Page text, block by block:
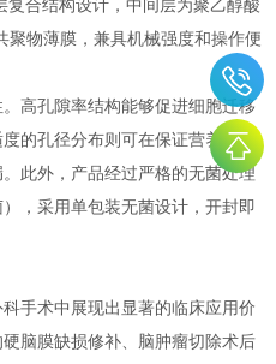
合结构设计，中间层为聚乙醇酸
物薄膜，兼具机械强度和操作便
高孔隙率结构能够促进细胞迁移
的孔径分布则可在保证营养交换
此外，产品经过严格的无菌处理
，采用单包装无菌设计，开封即
手术中展现出显著的临床应用价
脑膜缺损修补、脑肿瘤切除术后